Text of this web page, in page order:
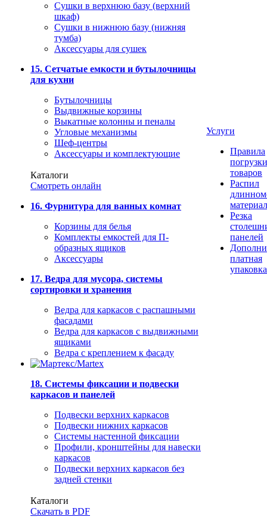
Сушки в верхнюю базу (верхний
шкаф)
Сушки в нижнюю базу (нижняя
тумба)
Аксессуары для сушек
15. Сетчатые емкости и бутылочницы
для кухни
Бутылочницы
Выдвижные корзины
Выкатные колонны и пеналы
Угловые механизмы
Шеф-центры
Аксессуары и комплектующие
Каталоги
Смотреть онлайн
16. Фурнитура для ванных комнат
Корзины для белья
Комплекты емкостей для П-
образных ящиков
Аксессуары
17. Ведра для мусора, системы
сортировки и хранения
Ведра для каркасов с распашными
фасадами
Ведра для каркасов с выдвижными
ящиками
Ведра с креплением к фасаду
18. Системы фиксации и подвески
каркасов и панелей
Подвески верхних каркасов
Подвески нижних каркасов
Системы настенной фиксации
Профили, кронштейны для навески
каркасов
Подвески верхних каркасов без
задней стенки
Каталоги
Скачать в PDF
Услуги
Правила
погрузки
товаров
Распил
Резка
панелей
платная
упаковка